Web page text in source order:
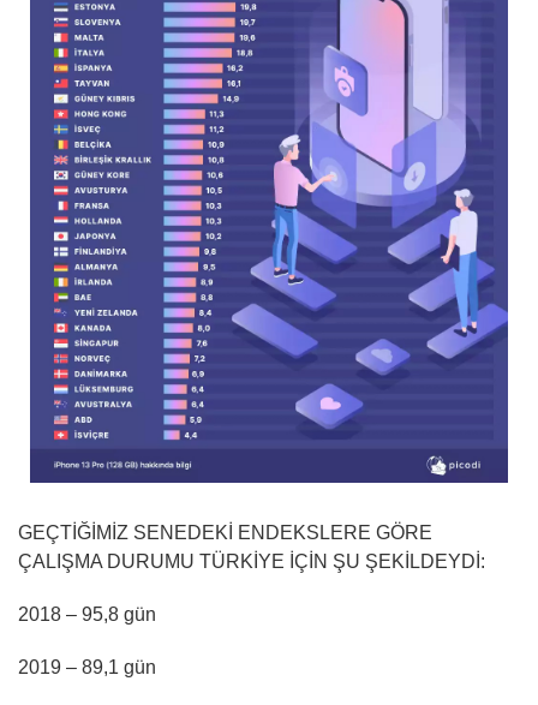
GEÇTİĞİMİZ SENEDEKİ ENDEKSLERE GÖRE
ÇALIŞMA DURUMU TÜRKİYE İÇİN ŞU ŞEKİLDEYDİ:
2018 – 95,8 gün
2019 – 89,1 gün